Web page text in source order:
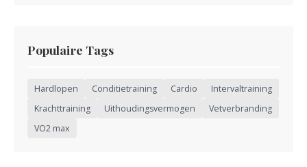
Populaire Tags
Hardlopen Conditietraining Cardio
Intervaltraining
Krachttraining
Uithoudingsvermogen
Vetverbranding
VO2 max